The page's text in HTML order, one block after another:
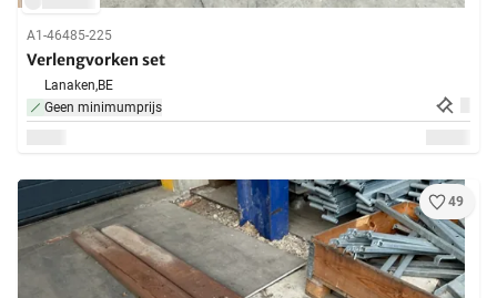
A1-46485-225
Verlengvorken set
Lanaken,BE
Geen minimumprijs
49